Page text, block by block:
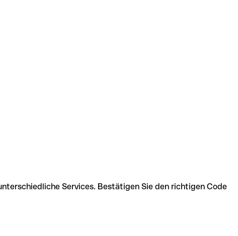
Services. Bestätigen Sie den richtigen Code